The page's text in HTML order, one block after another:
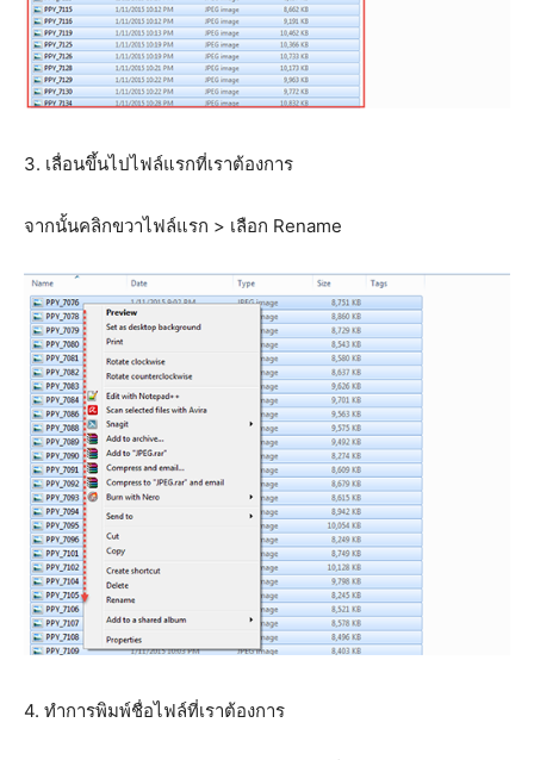
3. เลื่อนขึ้นไปไฟล์แรกที่เราต้องการ
จากนั้นคลิกขวาไฟล์แรก > เลือก Rename
4. ทำการพิมพ์ชื่อไฟล์ที่เราต้องการ